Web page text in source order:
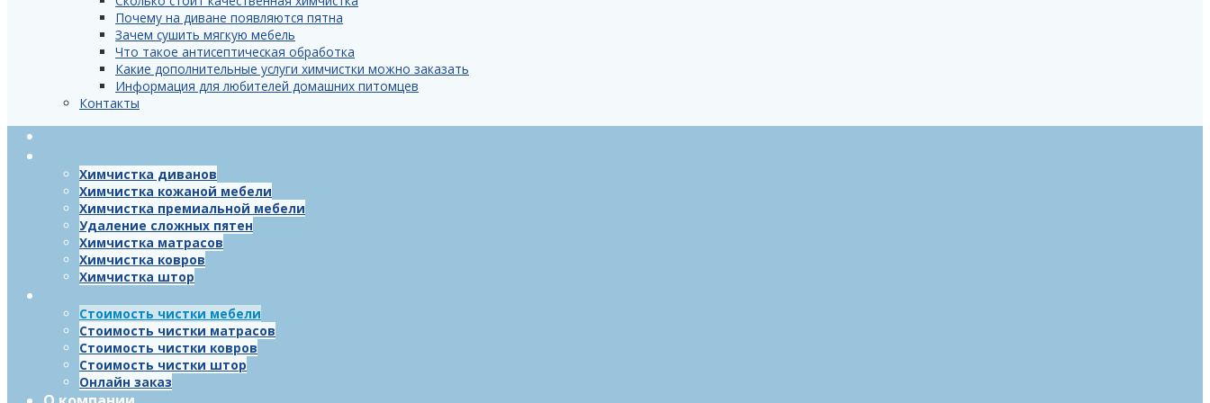
Почему на диване появляются пятна
Зачем сушить мягкую мебель
Что такое антисептическая обработка
Какие дополнительные услуги химчистки можно заказать
Информация для любителей домашних питомцев
Контакты
Химчистка диванов
Химчистка кожаной мебели
Химчистка премиальной мебели
Удаление сложных пятен
Химчистка матрасов
Химчистка ковров
Химчистка штор
Стоимость чистки мебели
Стоимость чистки матрасов
Стоимость чистки ковров
Стоимость чистки штор
Онлайн заказ